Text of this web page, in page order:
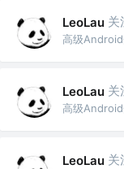
LeoLau 关
LeoLau 关
LeoLau 关